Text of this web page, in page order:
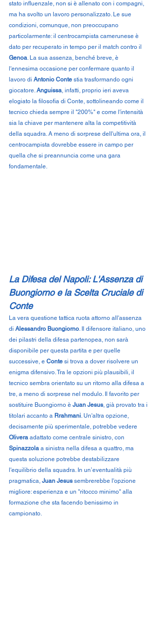
stato influenzale, non si è allenato con i compagni,
ma ha svolto un lavoro personalizzato. Le sue
condizioni, comunque, non preoccupano
particolarmente: il centrocampista camerunese è
dato per recuperato in tempo per il match contro il
Genoa. La sua assenza, benché breve, è
l'ennesima occasione per confermare quanto il
lavoro di Antonio Conte stia trasformando ogni
giocatore. Anguissa, infatti, proprio ieri aveva
elogiato la filosofia di Conte, sottolineando come il
tecnico chieda sempre il "200%" e come l'intensità
sia la chiave per mantenere alta la competitività
della squadra. A meno di sorprese dell'ultima ora, il
centrocampista dovrebbe essere in campo per
quella che si preannuncia come una gara
fondamentale.
La Difesa del Napoli: L'Assenza di
Buongiorno e la Scelta Cruciale di
Conte
La vera questione tattica ruota attorno all'assenza
di Alessandro Buongiorno . Il difensore italiano, uno
dei pilastri della difesa partenopea, non sarà
disponibile per questa partita e per quelle
successive, e Conte si trova a dover risolvere un
enigma difensivo. Tra le opzioni più plausibili, il
tecnico sembra orientato su un ritorno alla difesa a
tre, a meno di sorprese nel modulo. Il favorito per
sostituire Buongiorno è Juan Jesus , già provato tra i
titolari accanto a Rrahmani . Un'altra opzione,
decisamente più sperimentale, potrebbe vedere
Olivera adattato come centrale sinistro, con
Spinazzola a sinistra nella difesa a quattro, ma
questa soluzione potrebbe destabilizzare
l'equilibrio della squadra. In un’eventualità più
pragmatica, Juan Jesus sembrerebbe l'opzione
migliore: esperienza e un "ritocco minimo" alla
formazione che sta facendo benissimo in
campionato.